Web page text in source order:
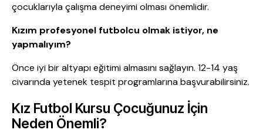
çocuklarıyla çalışma deneyimi olması önemlidir.
Kızım profesyonel futbolcu olmak istiyor, ne
yapmalıyım?
Önce iyi bir altyapı eğitimi almasını sağlayın. 12-14 yaş
civarında yetenek tespit programlarına başvurabilirsiniz.
Kız Futbol Kursu Çocuğunuz İçin
Neden Önemli?